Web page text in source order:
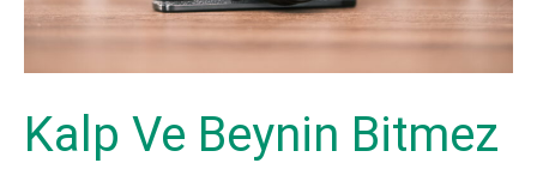
Geliyor
Kalp Ve Beynin Bitmez